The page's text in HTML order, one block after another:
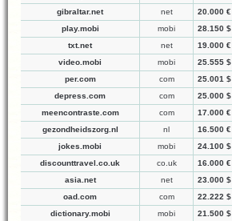
gibraltar.net
net 20.000 €
play.mobi
mobi 28.150 $
txt.net
net 19.000 €
video.mobi
mobi 25.555 $
per.com
com 25.001 $
depress.com
com 25.000 $
meencontraste.com
com 17.000 €
gezondheidszorg.nl
nl 16.500 €
jokes.mobi
mobi 24.100 $
discounttravel.co.uk
co.uk 16.000 €
asia.net
net 23.000 $
oad.com
com 22.222 $
dictionary.mobi
mobi 21.500 $